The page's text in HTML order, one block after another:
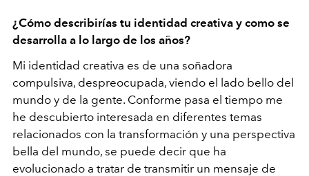
¿Cómo describirías tu identidad creativa y como se
desarrolla a lo largo de los años?
Mi identidad creativa es de una soñadora
compulsiva, despreocupada, viendo el lado bello del
mundo y de la gente. Conforme pasa el tiempo me
he descubierto interesada en diferentes temas
relacionados con la transformación y una perspectiva
bella del mundo, se puede decir que ha
evolucionado a tratar de transmitir un mensaje de